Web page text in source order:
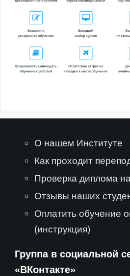
О нашем Институте
Как проходит
Проверка диплома
Отзывы наших
Оплатить обучение
(инструкция)
Группа в социальной
«ВКонтакте»